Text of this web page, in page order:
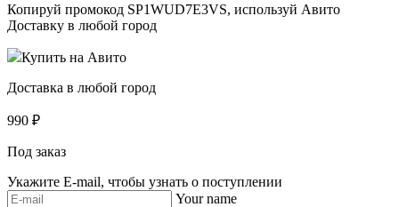
Копируй промокод SP1WUD7E3VS, используй Авито
Доставку в любой город
Купить на Авито
Доставка в любой город
990 ₽
Под заказ
Укажите E-mail, чтобы узнать о поступлении
Your name